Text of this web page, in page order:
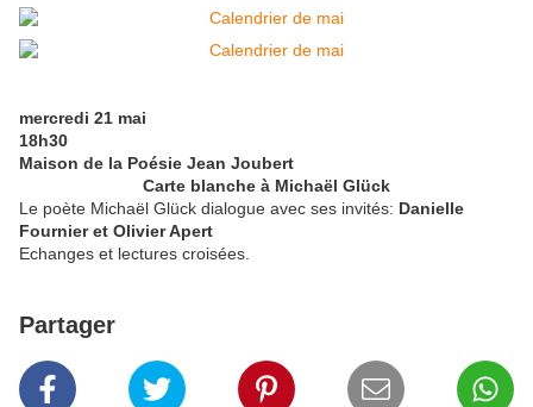
mercredi 21 mai
18h30
Maison de la Poésie Jean Joubert
Carte blanche à Michaël Glück
Le poète Michaël Glück dialogue avec ses invités: Danielle
Fournier et Olivier Apert
Echanges et lectures croisées.
Partager